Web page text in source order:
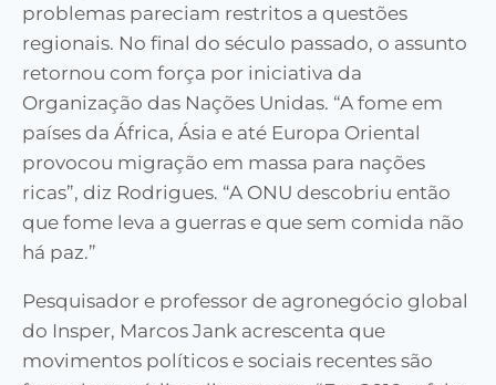
problemas pareciam restritos a questões
regionais. No final do século passado, o assunto
retornou com força por iniciativa da
Organização das Nações Unidas. “A fome em
países da África, Ásia e até Europa Oriental
provocou migração em massa para nações
ricas”, diz Rodrigues. “A ONU descobriu então
que fome leva a guerras e que sem comida não
há paz.”
Pesquisador e professor de agronegócio global
do Insper, Marcos Jank acrescenta que
movimentos políticos e sociais recentes são